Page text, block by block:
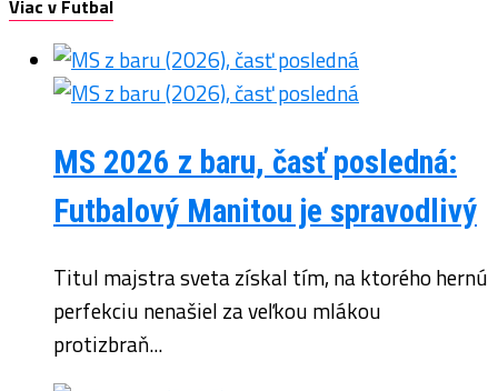
Viac v Futbal
MS 2026 z baru, časť posledná:
Futbalový Manitou je spravodlivý
Titul majstra sveta získal tím, na ktorého hernú
perfekciu nenašiel za veľkou mlákou
protizbraň...